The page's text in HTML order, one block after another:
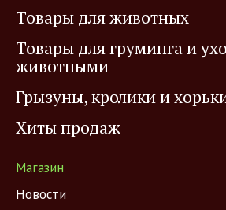
Товары для животных
Товары для груминга и
животными
Грызуны, кролики и
Хиты продаж
Магазин
Новости